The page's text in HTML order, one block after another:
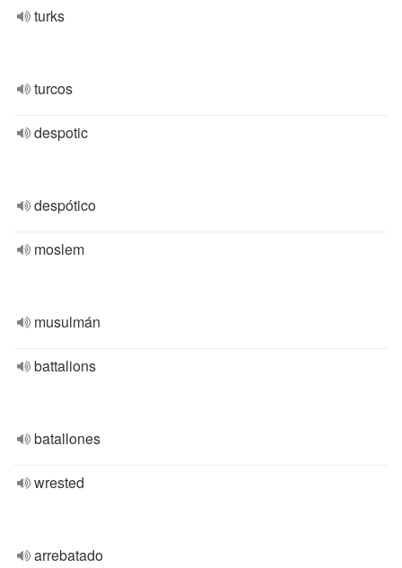
turks
turcos
despotic
despótico
moslem
musulmán
battalions
batallones
wrested
arrebatado